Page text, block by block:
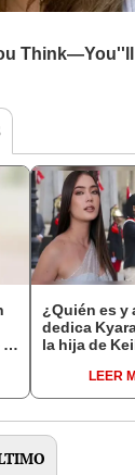
la
¿Quién es y
dedica
la hija de
nivel LEER